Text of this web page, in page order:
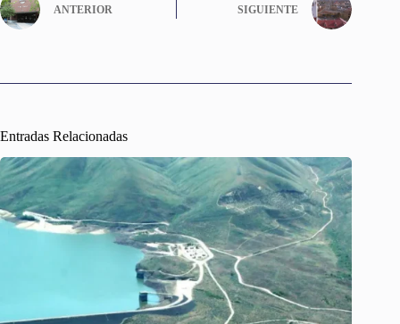
ANTERIOR SIGUIENTE
Entradas Relacionadas